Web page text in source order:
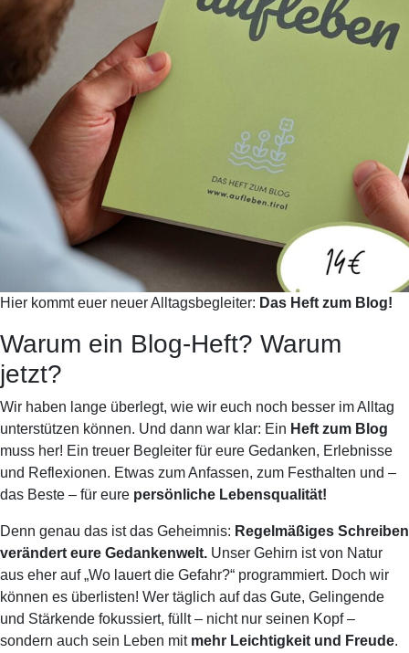
Hier kommt euer neuer Alltagsbegleiter: Das Heft zum Blog!
Warum ein Blog-Heft? Warum
jetzt?
Wir haben lange überlegt, wie wir euch noch besser im Alltag
unterstützen können. Und dann war klar: Ein Heft zum Blog
muss her! Ein treuer Begleiter für eure Gedanken, Erlebnisse
und Reflexionen. Etwas zum Anfassen, zum Festhalten und –
das Beste – für eure persönliche Lebensqualität!
Denn genau das ist das Geheimnis: Regelmäßiges Schreiben
verändert eure Gedankenwelt. Unser Gehirn ist von Natur
aus eher auf „Wo lauert die Gefahr?“ programmiert. Doch wir
können es überlisten! Wer täglich auf das Gute, Gelingende
und Stärkende fokussiert, füllt – nicht nur seinen Kopf –
sondern auch sein Leben mit mehr Leichtigkeit und Freude.